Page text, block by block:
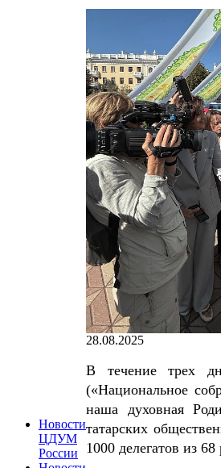
Новости
ЦДУМ
России
28.08.2025
В течение трех
(«Национальное
наша духовная
татарских
1000 делегатов из